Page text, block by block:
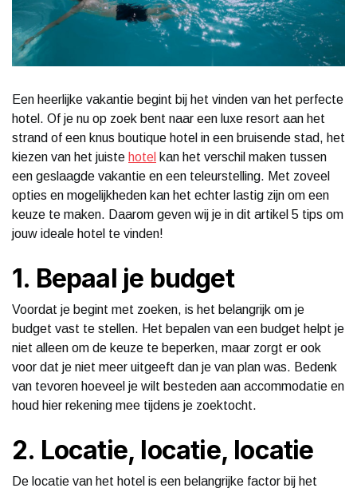
Een heerlijke vakantie begint bij het vinden van het perfecte
hotel. Of je nu op zoek bent naar een luxe resort aan het
strand of een knus boutique hotel in een bruisende stad, het
kiezen van het juiste hotel kan het verschil maken tussen
een geslaagde vakantie en een teleurstelling. Met zoveel
opties en mogelijkheden kan het echter lastig zijn om een
keuze te maken. Daarom geven wij je in dit artikel 5 tips om
jouw ideale hotel te vinden!
1. Bepaal je budget
Voordat je begint met zoeken, is het belangrijk om je
budget vast te stellen. Het bepalen van een budget helpt je
niet alleen om de keuze te beperken, maar zorgt er ook
voor dat je niet meer uitgeeft dan je van plan was. Bedenk
van tevoren hoeveel je wilt besteden aan accommodatie en
houd hier rekening mee tijdens je zoektocht.
2. Locatie, locatie, locatie
De locatie van het hotel is een belangrijke factor bij het